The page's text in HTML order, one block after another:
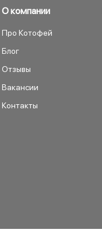
О компании
Про Котофей
Блог
Отзывы
Вакансии
Контакты